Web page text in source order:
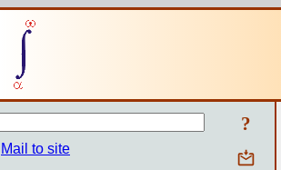
?
Mail to site